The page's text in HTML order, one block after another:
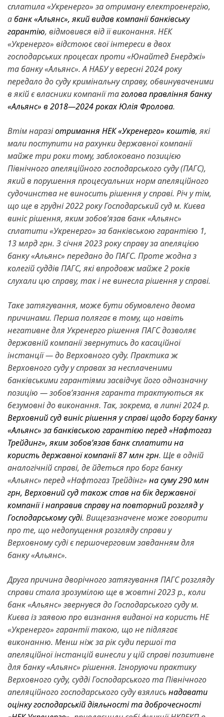
сплатила «Укренерго» за отриману електроенергію,
абанк «Альянс», який видав компанії банківську
гарантію, відмовився від її виконання. НЕК
«Укренерго» відстоює свої інтереси в двох
господарських процесах проти «Юнайтед Енерджі»
та банку «Альянс». А НАБУ у вересні 2024 року
передало до суду кримінальну справу, обвинуваченими
в якій є власники компанії таголова правління банку
«Альянс» в 2018—2024 роках Юлія Фролова.
Втім наразіотримання НЕК «Укренерго» коштів, які
мали поступити на рахунки державної компанії
майже три роки тому, заблоковано позицією
Північного апеляційного господарського суду (ПАГС),
який в порушення процесуальних норм апеляційного
судочинства не виносить рішення у справі. Річ у тім,
що ще в грудні 2022 року Господарський суд м. Києва
виніс рішення, яким зобов’язав банк «Альянс»
сплатити «Укренерго» за банківською гарантією 1,
13 млрд грн. З січня 2023 року справу за апеляцією
банку «Альянс» передано до ПАГС. Проте жодна з
колегій суддів ПАГС, які впродовж майже 2 років
слухали цю справу, так і не винесла рішення у справі.
Таке затягування, може бути обумовлено двома
причинами. Перша полягає в тому, що навіть
негативне для Укренерго рішення ПАГС дозволяє
державній компанії звернутись до касаційної
інстанції — до Верховного суду. Практика ж
Верховного суду у справах за несплаченими
банківськими гарантіями засвідчує його однозначну
позицію — зобов’язання гаранта трактуються як
безумовні до виконання. Так, зокрема, в липні 2024 р.
Верховний суд виніс рішення у справі щодо боргу банку
«Альянс» за банківською гарантією перед «Нафтогаз
Трейдинг», яким зобов’язав банк сплатити на
користь державної компанії 87 млн грн. Ще в одній
аналогічній справі, де йдеться про борг банку
«Альянс» перед «Нафтогаз Трейдінг» на суму 290 млн
грн, Верховний суд також став на бік державної
компанії і направив справу на повторний розгляд у
Господарському суді. Вищезазначене може говорити
про те, що недопущення розгляду справи у
Верховному суді є першочерговим завданням для
банку «Альянс».
Друга причина дворічного затягування ПАГС розгляду
справи стала зрозумілою ще в жовтні 2023 р., коли
банк «Альянс» звернувся до Господарського суду м.
Києва із заявою про визнання виданої на користь НЕ
«Укренерго» гарантії такою, що не підлягає
виконанню. Менш ніж за рік суди першої та
апеляційної інстанцій винесли у цій справі позитивне
для банку «Альянс» рішення. Ігноруючи практику
Верховного суду, судді Господарського та Північного
апеляційного господарського суду взялисьнадавати
оцінку господарській діяльності та доброчесності